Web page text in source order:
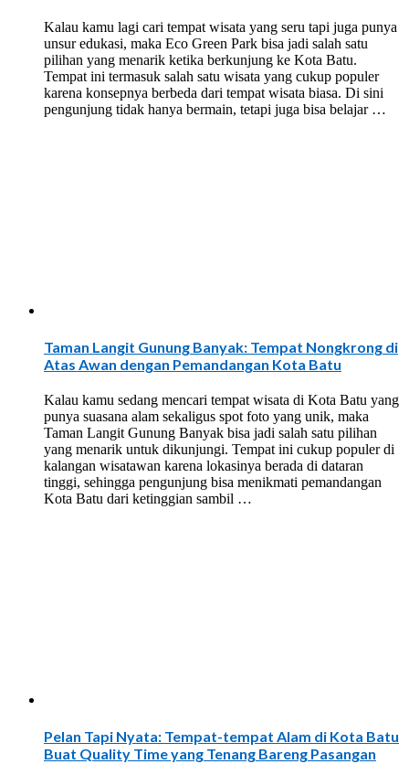
Kalau kamu lagi cari tempat wisata yang seru tapi juga punya
unsur edukasi, maka Eco Green Park bisa jadi salah satu
pilihan yang menarik ketika berkunjung ke Kota Batu.
Tempat ini termasuk salah satu wisata yang cukup populer
karena konsepnya berbeda dari tempat wisata biasa. Di sini
pengunjung tidak hanya bermain, tetapi juga bisa belajar …
Taman Langit Gunung Banyak: Tempat Nongkrong di
Atas Awan dengan Pemandangan Kota Batu
Kalau kamu sedang mencari tempat wisata di Kota Batu yang
punya suasana alam sekaligus spot foto yang unik, maka
Taman Langit Gunung Banyak bisa jadi salah satu pilihan
yang menarik untuk dikunjungi. Tempat ini cukup populer di
kalangan wisatawan karena lokasinya berada di dataran
tinggi, sehingga pengunjung bisa menikmati pemandangan
Kota Batu dari ketinggian sambil …
Pelan Tapi Nyata: Tempat-tempat Alam di Kota Batu
Buat Quality Time yang Tenang Bareng Pasangan